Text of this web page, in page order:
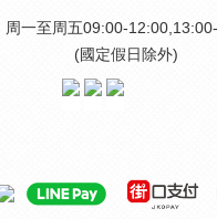
周一至周五09:00-
(國定假日除外)